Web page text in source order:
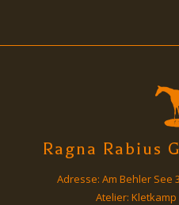
Ragna Rabius
Adresse: Am Behler See
Atelier: Kletkamp